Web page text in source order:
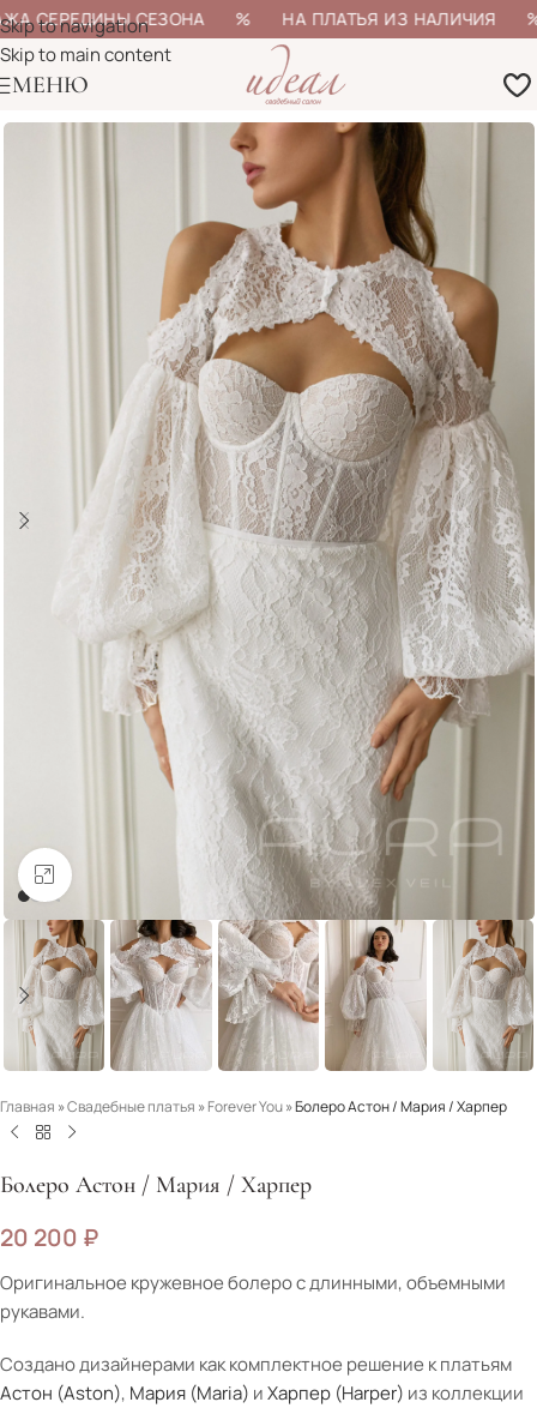
СЕРЕДИНЫ СЕЗОНА % НА ПЛАТЬЯ ИЗ НАЛИЧИЯ %
Skip to navigation
Skip to main content
МЕНЮ
Увеличить
Главная »Свадебные платья »Forever You»Болеро Астон / Мария / Харпер
Болеро Астон / Мария / Харпер
20 200 ₽
Оригинальное кружевное болеро с длинными, объемными
рукавами.
Создано дизайнерами как комплектное решение к платьям
Астон (Aston), Мария (Maria) иХарпер (Harper) из коллекции